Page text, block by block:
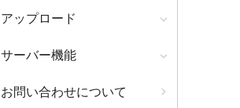
アップロード
サーバー機能
お問い合わせについて